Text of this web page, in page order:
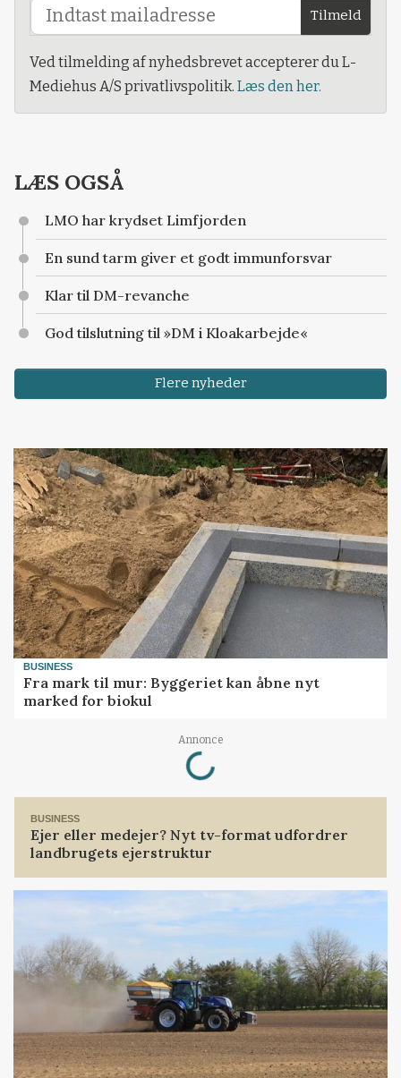
Tilmeld
Ved tilmelding af nyhedsbrevet accepterer du L-
Mediehus A/S privatlivspolitik. Læs den her.
LÆS OGSÅ
LMO har krydset Limfjorden
En sund tarm giver et godt immunforsvar
Klar til DM-revanche
God tilslutning til »DM i Kloakarbejde«
Flere nyheder
BUSINESS
Fra mark til mur: Byggeriet kan åbne nyt
marked for biokul
Annonce
Loading...
BUSINESS
Ejer eller medejer? Nyt tv-format udfordrer
landbrugets ejerstruktur